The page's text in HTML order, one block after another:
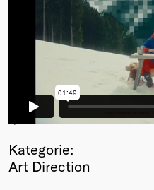
Events
Upcoming
Membership
Info
Young Creatives
Friends of Creativity
Kategorie:
Art Direction